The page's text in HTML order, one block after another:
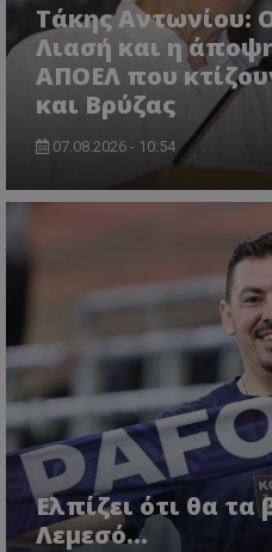
Τάκης Αντωνίου:
Λιασή και η
ΑΠΟΕΛ που
και Βρύζας
07.08.2026 - 10:54
Ελπίζει ότι θα τα
Λεμεσό…